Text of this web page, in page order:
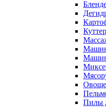
Пилы